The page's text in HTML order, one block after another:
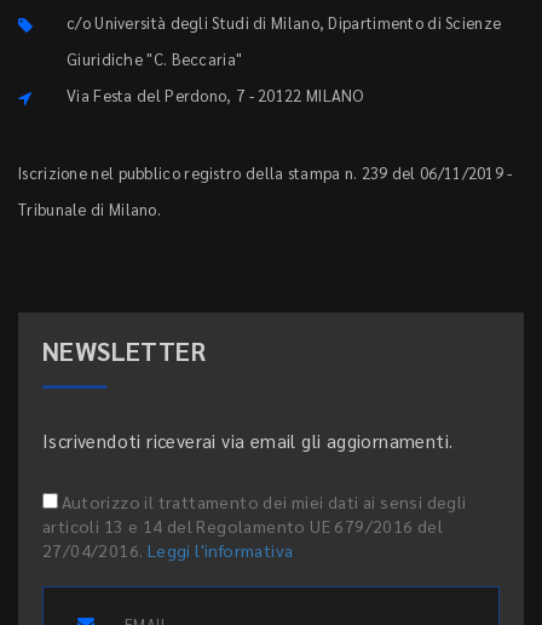
c/o Università degli Studi di Milano, Dipartimento di Scienze
Giuridiche "C. Beccaria"
Via Festa del Perdono, 7 - 20122 MILANO
Iscrizione nel pubblico registro della stampa n. 239 del 06/11/2019 -
Tribunale di Milano.
NEWSLETTER
Iscrivendoti riceverai via email gli aggiornamenti.
Autorizzo il trattamento dei miei dati ai sensi degli
articoli 13 e 14 del Regolamento UE 679/2016 del
27/04/2016. Leggi l'informativa